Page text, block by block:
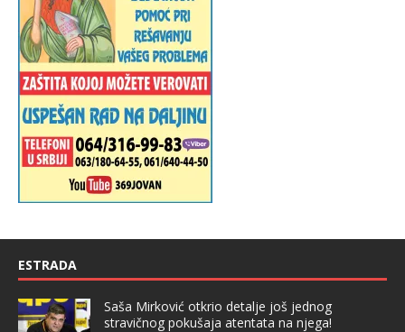
ESTRADA
Saša Mirković otkrio detalje još jednog
stravičnog pokušaja atentata na njega!